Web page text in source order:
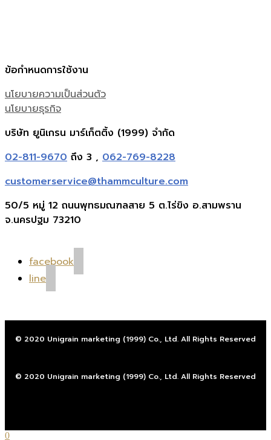
ข้อกำหนดการใช้งาน
นโยบายความเป็นส่วนตัว
นโยบายธุรกิจ
บริษัท ยูนิเกรน มาร์เก็ตติ้ง (1999) จำกัด
02-811-9670 ถึง 3 , 062-769-8228
customerservice@thammculture.com
50/5 หมู่ 12 ถนนพุทธมณฑลสาย 5 ต.ไร่ขิง อ.สามพราน
จ.นครปฐม 73210
facebook
line
© 2020 Unigrain marketing (1999) Co., Ltd. All Rights Reserved
© 2020 Unigrain marketing (1999) Co., Ltd. All Rights Reserved
0